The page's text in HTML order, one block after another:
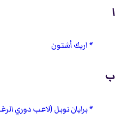
ا
اريك أشتون
ب
برايان نوبل (لاعب دوري